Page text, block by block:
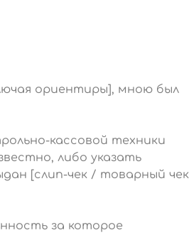
ориентиры], мною был
кассовой техники
либо указать
[слип-чек / товарный чек
за которое